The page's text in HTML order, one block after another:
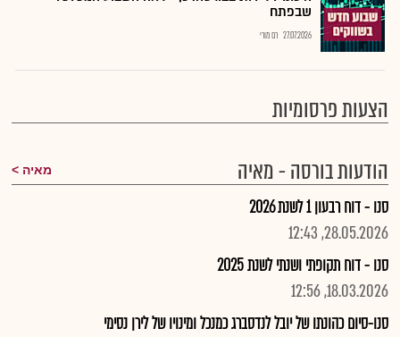
שבפתח
27.07.2026 רם מורי
הצעות פרסומיות
הודעות בורסה - מאיה
מאיה
סנו - דוח רבעון 1 לשנת 2026
28.05.2026, 12:43
סנו - דוח תקופתי ושנתי לשנת 2025
18.03.2026, 12:56
סנו-סיום כהונתו של יובל לנדסברג כמנכל ומינויו של לירן נסימי